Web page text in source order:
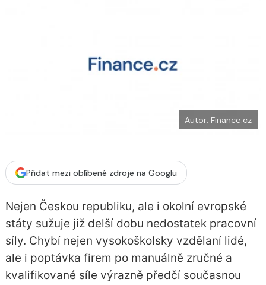
Autor: Finance.cz
Přidat mezi oblíbené zdroje na Googlu
Nejen Českou republiku, ale i okolní evropské
státy sužuje již delší dobu nedostatek pracovní
síly. Chybí nejen vysokoškolsky vzdělaní lidé,
ale i poptávka firem po manuálně zručné a
kvalifikované síle výrazně předčí současnou